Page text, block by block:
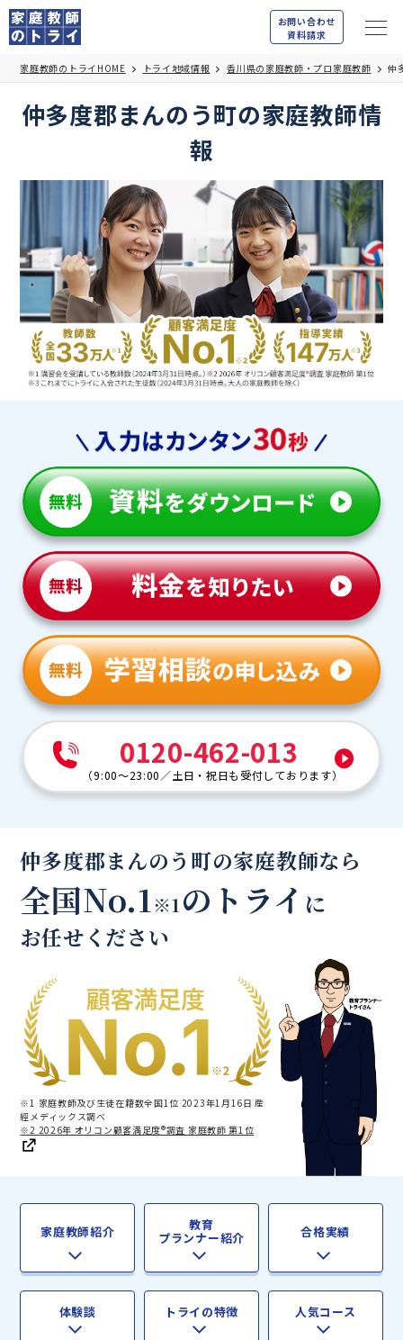
お問い合わせ
資料請求
家庭教師のトライHOME トライ地域情報 香川県の家庭教師・プロ家庭教師 仲
仲多度郡まんのう町の家庭教師情
報
0120-462-013
（9:00～23:00／土日・祝日も受付しております）
仲多度郡まんのう町の家庭教師なら
全国No.1※1のトライ に
お任せください
※1 家庭教師及び生徒在籍数全国1位 2023年1月16日 産
經メディックス調べ
※2 2026年 オリコン顧客満足度®調査 家庭教師 第1位
家庭教師紹介 教育
プランナー紹介 合格実績
体験談 トライの特徴 人気コース